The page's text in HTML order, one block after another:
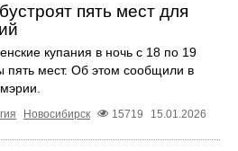
пять мест для
купания в ночь с 18 по 19
пять мест. Об этом сообщили в
Новосибирск 15719 15.01.2026